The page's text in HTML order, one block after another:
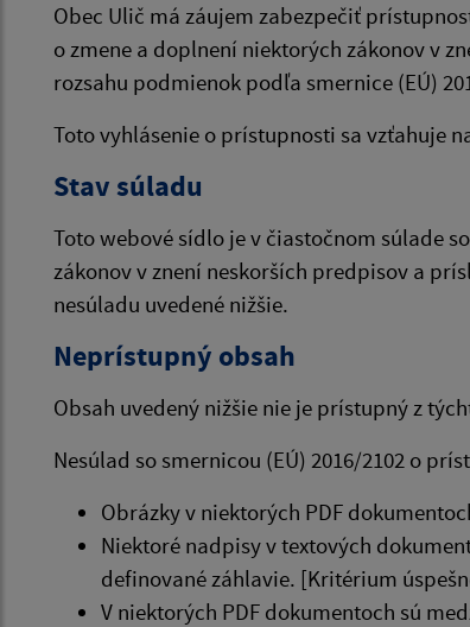
Obec Ulič má záujem zabezpečiť
o zmene a doplnení niektorých zákonov v
rozsahu podmienok podľa smernice (EÚ)
Toto vyhlásenie o prístupnosti sa vzťahuje
Stav súladu
Toto webové sídlo je v čiastočnom súlade
zákonov v znení neskorších predpisov a
nesúladu uvedené nižšie.
Neprístupný obsah
Obsah uvedený nižšie nie je prístupný z
Nesúlad so smernicou (EÚ) 2016/2102 o
Obrázky v niektorých PDF
Niektoré nadpisy v textových
definované záhlavie. [Kritérium
V niektorých PDF dokumentoch sú